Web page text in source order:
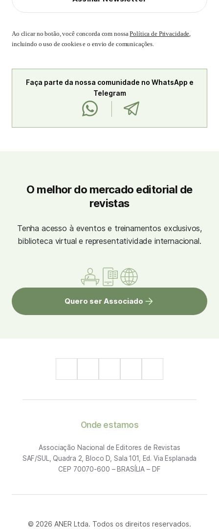
Ao clicar no botão, você concorda com nossaPolítica de Privacidade,
incluindo o uso de cookies e o envio de comunicações.
Faça parte da nossa comunidade no WhatsApp e
Telegram
O melhor do mercado editorial de
revistas
Tenha acesso à eventos e treinamentos exclusivos,
biblioteca virtual e representatividade internacional.
Quero ser Associado
Onde estamos
Associação Nacional de Editores de Revistas
SAF/SUL, Quadra 2, Bloco D, Sala 101, Ed. Via Esplanada
CEP 70070-600 – BRASÍLIA – DF
© 2026 ANER Ltda. Todos os direitos reservados.